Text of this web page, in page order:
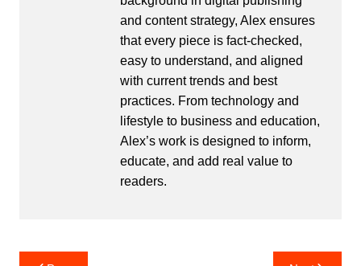
and content strategy, Alex ensures
that every piece is fact-checked,
easy to understand, and aligned
with current trends and best
practices. From technology and
lifestyle to business and education,
Alex’s work is designed to inform,
educate, and add real value to
readers.